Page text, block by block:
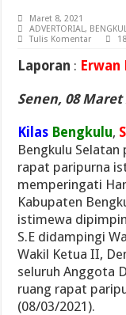
Maret 8, 2021
ADVERTORIAL,
Tulis Komentar
Laporan : Erwan
Senen, 08 Maret
Kilas Bengkulu,
Bengkulu Selatan
rapat paripurna
memperingati
Kabupaten
istimewa
S.E didampingi
Wakil Ketua II,
seluruh Anggota
ruang rapat
(08/03/2021).